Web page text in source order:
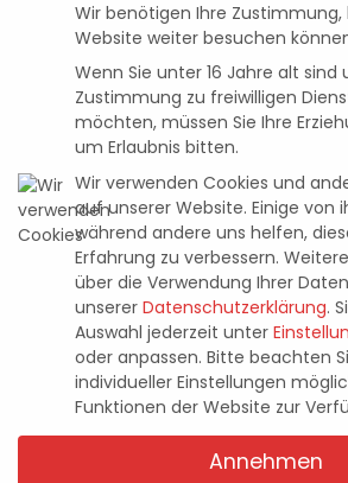
Forza Horizon 5 Trophäen
Danny 29. April 2025
Neuste Beiträge
Entwicklervideo zu
of Atlantis zeigt
tückische Fallen
4. August 2026
Halo: Campaign
23. Juli 2026
Wir benötigen Ihre Zustimmung,
Website weiter besuchen
Wenn Sie unter 16 Jahre alt sind
Zustimmung zu freiwilligen
möchten, müssen Sie Ihre
um Erlaubnis bitten.
Wir verwenden Cookies und
auf unserer Website. Einige von
während andere uns helfen,
Erfahrung zu verbessern.
über die Verwendung Ihrer
unserer Datenschutzerklärung.
Auswahl jederzeit unter
oder anpassen. Bitte beachten
individueller Einstellungen
Funktionen der Website zur
Annehmen